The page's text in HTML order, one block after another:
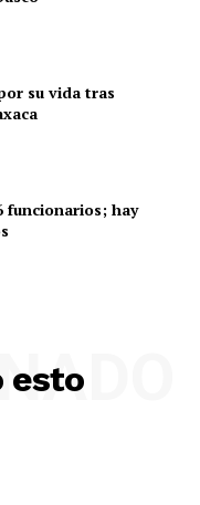
su vida tras
funcionarios; hay
esto